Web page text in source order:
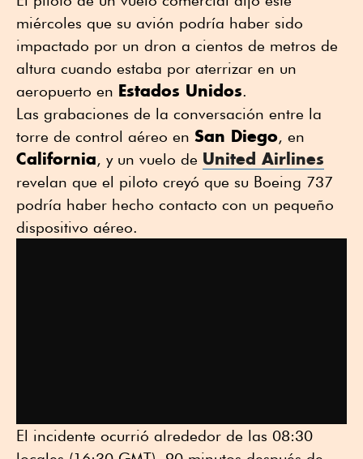
miércoles que su avión podría haber sido
impactado por un dron a cientos de metros de
altura cuando estaba por aterrizar en un
aeropuerto en Estados Unidos.
Las grabaciones de la conversación entre la
torre de control aéreo en San Diego, en
California, y un vuelo de United Airlines
revelan que el piloto creyó que su Boeing 737
podría haber hecho contacto con un pequeño
dispositivo aéreo.
El incidente ocurrió alrededor de las 08:30